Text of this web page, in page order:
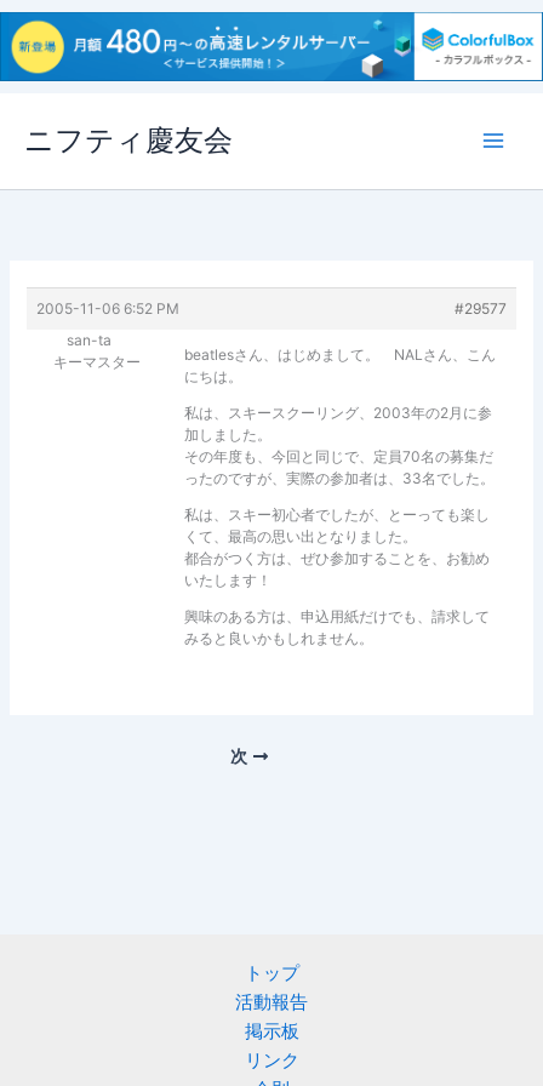
ス
ニフティ慶友会
2005-11-06 6:52 PM
#29577
san-ta
キーマスター
beatlesさん、はじめまして。 NALさん、こん
にちは。
私は、スキースクーリング、2003年の2月に参
加しました。
その年度も、今回と同じで、定員70名の募集だ
ったのですが、実際の参加者は、33名でした。
私は、スキー初心者でしたが、とーっても楽し
くて、最高の思い出となりました。
都合がつく方は、ぜひ参加することを、お勧め
いたします！
興味のある方は、申込用紙だけでも、請求して
みると良いかもしれません。
次
トップ
活動報告
掲示板
リンク